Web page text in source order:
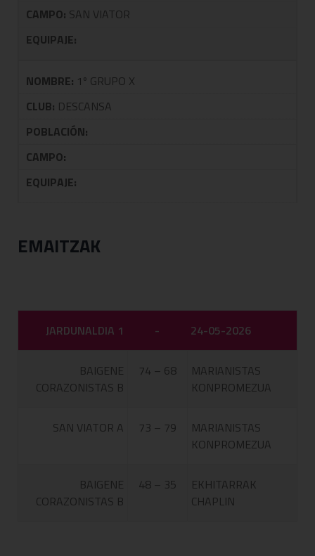
CAMPO: SAN VIATOR
EQUIPAJE:
NOMBRE: 1º GRUPO X
CLUB: DESCANSA
POBLACIÓN:
CAMPO:
EQUIPAJE:
EMAITZAK
JARDUNALDIA 1 - 24-05-2026
BAIGENE
CORAZONISTAS B
74 – 68
MARIANISTAS
KONPROMEZUA
SAN VIATOR A 73 – 79
MARIANISTAS
KONPROMEZUA
BAIGENE
CORAZONISTAS B
48 – 35
EKHITARRAK
CHAPLIN